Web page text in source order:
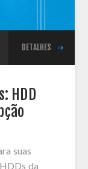
DETALHES
HDD
suas
da